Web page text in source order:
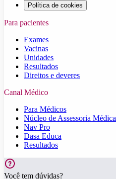
Política de cookies
Para pacientes
Exames
Vacinas
Unidades
Resultados
Direitos e deveres
Canal Médico
Para Médicos
Núcleo de Assessoria Médica
Nav Pro
Dasa Educa
Resultados
Você tem dúvidas?